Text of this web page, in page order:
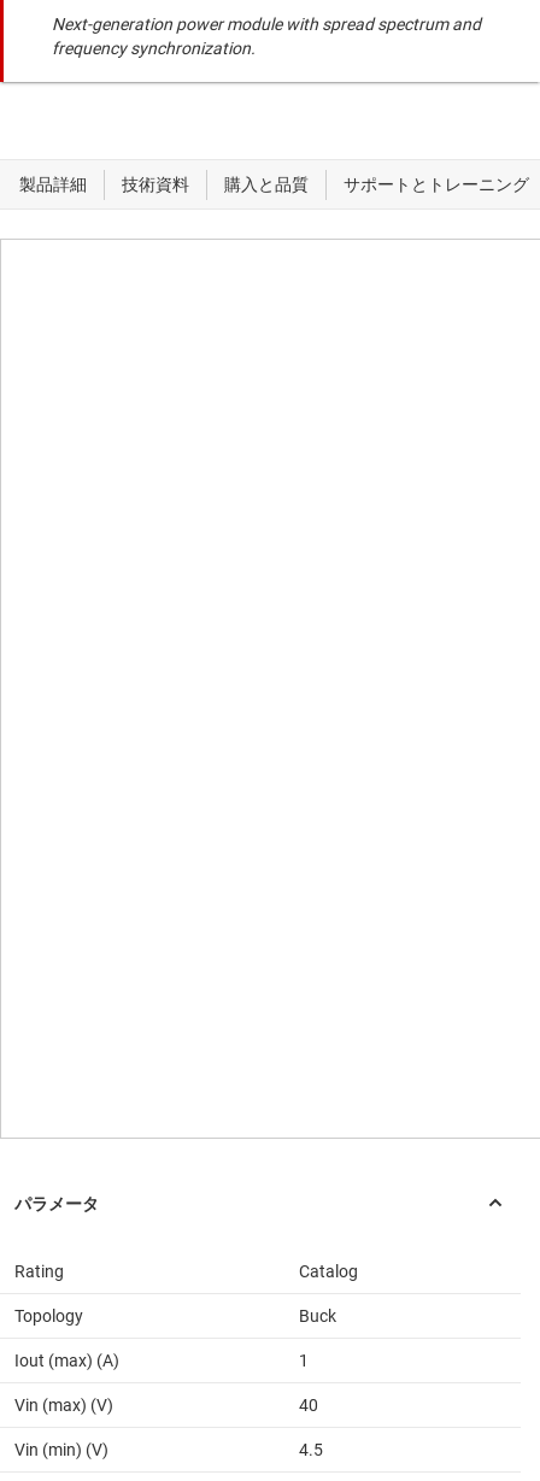
Next-generation power module with spread spectrum and
frequency synchronization.
Rating Catalog
Topology Buck
Iout (max) (A) 1
Vin (max) (V) 40
Vin (min) (V) 4.5